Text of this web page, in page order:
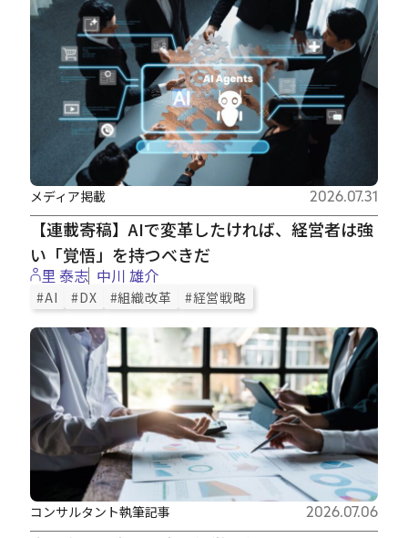
【連載寄稿】AIで変革したければ、経営者は強
い「覚悟」を持つべきだ
メディア掲載 2026.07.31
里 泰志 中川 雄介
#AI #DX #組織改革 #経営戦略
コンサルタント執筆記事 2026.07.06